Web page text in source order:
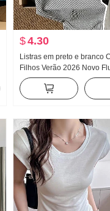
$4.30
Listras em preto e branco
Filhos Verão 2026 Novo
Pingente Sentido Velho
Vento Calças Para pessoas
Descontraído Vento